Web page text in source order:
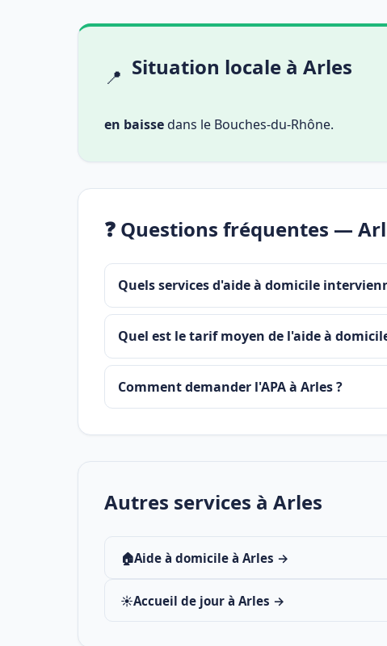
📍 Situation locale à Arles
en baissedans le Bouches-du-Rhône.
❓ Questions fréquentes —
Quels services d'aide à domicile
Quel est le tarif moyen de l'aide à
Comment demander l'APA à Arles ?
Autres services à Arles
🏠Aide à domicile à Arles →
☀️Accueil de jour à Arles →